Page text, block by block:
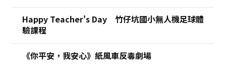
Happy Teacher's Day 竹仔坑國小無人機足球體
驗課程
《你平安，我安心》紙風車反毒劇場